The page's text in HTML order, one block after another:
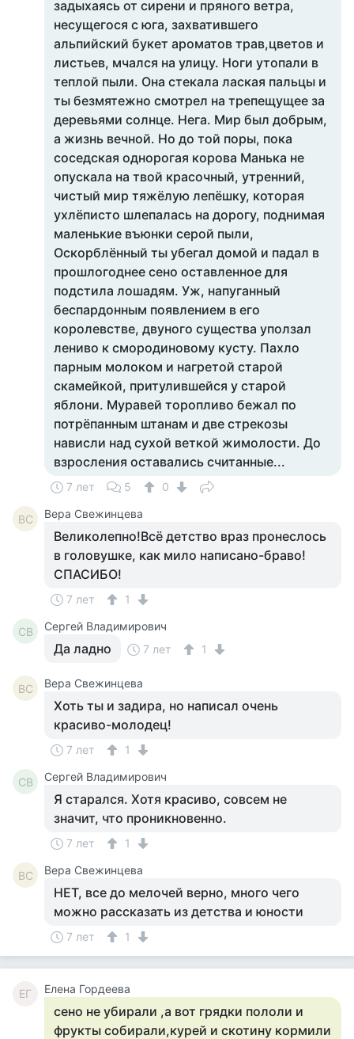
задыхаясь от сирени и пряного ветра,
несущегося с юга, захватившего
альпийский букет ароматов трав,цветов и
листьев, мчался на улицу. Ноги утопали в
теплой пыли. Она стекала лаская пальцы и
ты безмятежно смотрел на трепещущее за
деревьями солнце. Нега. Мир был добрым,
а жизнь вечной. Но до той поры, пока
соседская однорогая корова Манька не
опускала на твой красочный, утренний,
чистый мир тяжёлую лепёшку, которая
ухлёписто шлепалась на дорогу, поднимая
маленькие въюнки серой пыли,
Оскорблённый ты убегал домой и падал в
прошлогоднее сено оставленное для
подстила лошадям. Уж, напуганный
беспардонным появлением в его
королевстве, двуного существа уползал
лениво к смородиновому кусту. Пахло
парным молоком и нагретой старой
скамейкой, притулившейся у старой
яблони. Муравей торопливо бежал по
потрёпанным штанам и две стрекозы
нависли над сухой веткой жимолости. До
взросления оставались считанные...
7 лет 5 0
ВС Вера Свежинцева
Великолепно!Всё детство враз пронеслось
в головушке, как мило написано-браво!
СПАСИБО!
7 лет 1
СВ Сергей Владимирович
Да ладно 7 лет 1
ВС Вера Свежинцева
Хоть ты и задира, но написал очень
красиво-молодец!
7 лет 1
СВ Сергей Владимирович
Я старался. Хотя красиво, совсем не
значит, что проникновенно.
7 лет 1
ВС Вера Свежинцева
НЕТ, все до мелочей верно, много чего
можно рассказать из детства и юности
7 лет 1
ЕГ Елена Гордеева
сено не убирали ,а вот грядки пололи и
фрукты собирали,курей и скотину кормили